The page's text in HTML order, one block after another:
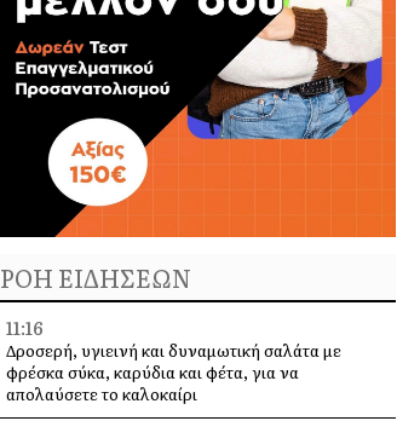
ΡΟΗ ΕΙΔΗΣΕΩΝ
11:16
Δροσερή, υγιεινή και δυναμωτική σαλάτα με
φρέσκα σύκα, καρύδια και φέτα, για να
απολαύσετε το καλοκαίρι